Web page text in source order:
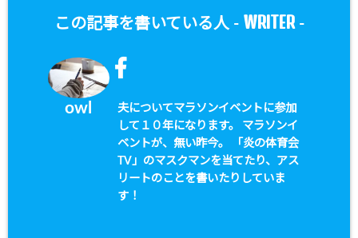
この記事を書いている人 - WRITER-
owl
夫についてマラソンイベントに参加
して１０年になります。 マラソンイ
ベントが、無い昨今。 「炎の体育会
TV」のマスクマンを当てたり、アス
リートのことを書いたりしていま
す！